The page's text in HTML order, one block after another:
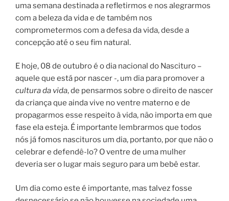
uma semana destinada a refletirmos e nos alegrarmos
com a beleza da vida e de também nos
comprometermos com a defesa da vida, desde a
concepção até o seu fim natural.
E hoje, 08 de outubro é o dia nacional do Nascituro –
aquele que está por nascer -, um dia para promover a
cultura da vida, de pensarmos sobre o direito de nascer
da criança que ainda vive no ventre materno e de
propagarmos esse respeito à vida, não importa em que
fase ela esteja. É importante lembrarmos que todos
nós já fomos nascituros um dia, portanto, por que não o
celebrar e defendê-lo? O ventre de uma mulher
deveria ser o lugar mais seguro para um bebê estar.
Um dia como este é importante, mas talvez fosse